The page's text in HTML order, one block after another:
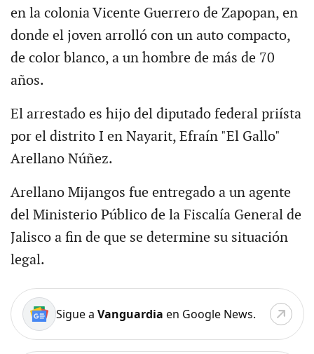
en la colonia Vicente Guerrero de Zapopan, en
donde el joven arrolló con un auto compacto,
de color blanco, a un hombre de más de 70
años.
El arrestado es hijo del diputado federal priísta
por el distrito I en Nayarit, Efraín "El Gallo"
Arellano Núñez.
Arellano Mijangos fue entregado a un agente
del Ministerio Público de la Fiscalía General de
Jalisco a fin de que se determine su situación
legal.
Sigue a Vanguardia en Google News.